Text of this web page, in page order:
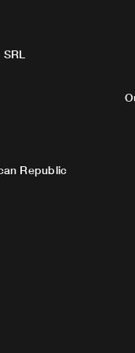
Republic